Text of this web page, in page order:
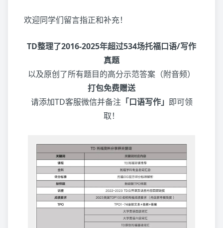
欢迎同学们留言指正和补充！
TD整理了2016-2025年超过534场托福口语/写作
真题
以及原创了所有题目的高分示范答案（附音频）
打包免费赠送
请添加TD客服微信并备注 「口语写作」 即可领
取！